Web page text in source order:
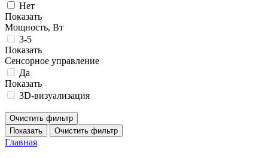
Нет
Показать
Мощность, Вт
3-5
Показать
Сенсорное управление
Да
Показать
3D-визуализация
Очистить фильтр
Показать
Очистить фильтр
Главная